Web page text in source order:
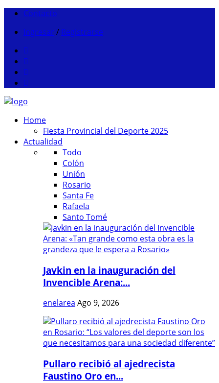
Contacto
Ingresar / Registrarse
Home
Fiesta Provincial del Deporte 2025
Actualidad
Todo
Colón
Unión
Rosario
Santa Fe
Rafaela
Santo Tomé
Javkin en la inauguración del
Invencible Arena:...
enelarea Ago 9, 2026
Pullaro recibió al ajedrecista
Faustino Oro en...